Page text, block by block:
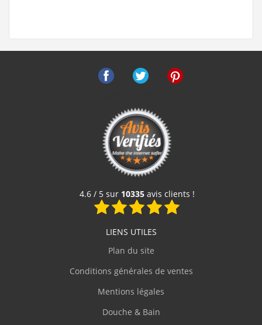
4.6 / 5 sur 10335avis clients !
LIENS UTILES
Plan du site
Conditions générales de ventes
Mentions légales
Douche & Bain